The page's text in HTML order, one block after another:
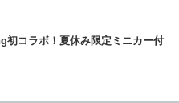
初コラボ！夏休み限定ミニカー付